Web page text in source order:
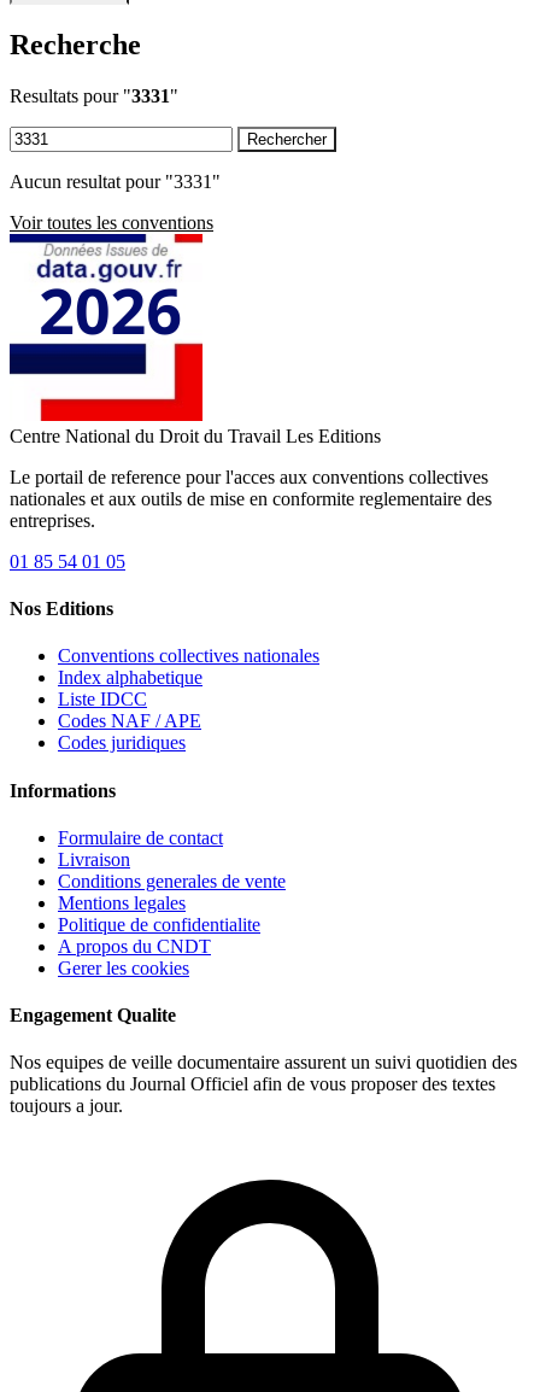
Recherche
Resultats pour "3331"
Rechercher
Aucun resultat pour "3331"
Voir toutes les conventions
Centre National du Droit du Travail Les Editions
Le portail de reference pour l'acces aux conventions collectives
nationales et aux outils de mise en conformite reglementaire des
entreprises.
01 85 54 01 05
Nos Editions
Conventions collectives nationales
Index alphabetique
Liste IDCC
Codes NAF / APE
Codes juridiques
Informations
Formulaire de contact
Livraison
Conditions generales de vente
Mentions legales
Politique de confidentialite
A propos du CNDT
Gerer les cookies
Engagement Qualite
Nos equipes de veille documentaire assurent un suivi quotidien des
publications du Journal Officiel afin de vous proposer des textes
toujours a jour.